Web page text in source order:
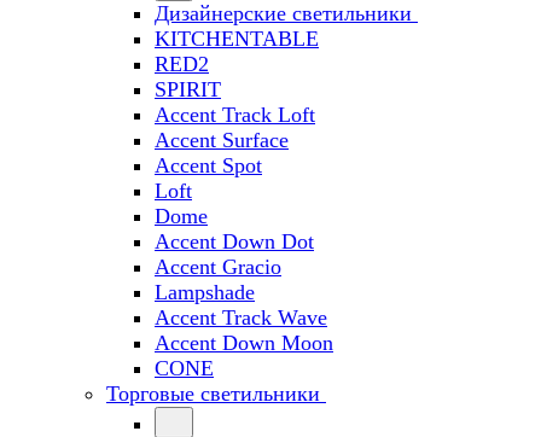
Дизайнерские светильники
KITCHENTABLE
RED2
SPIRIT
Accent Track Loft
Accent Surface
Accent Spot
Loft
Dome
Accent Down Dot
Accent Gracio
Lampshade
Accent Track Wave
Accent Down Moon
CONE
Торговые светильники